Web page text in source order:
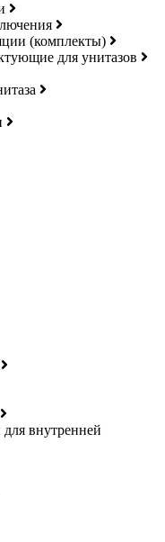
(комплекты)
для унитазов
внутренней